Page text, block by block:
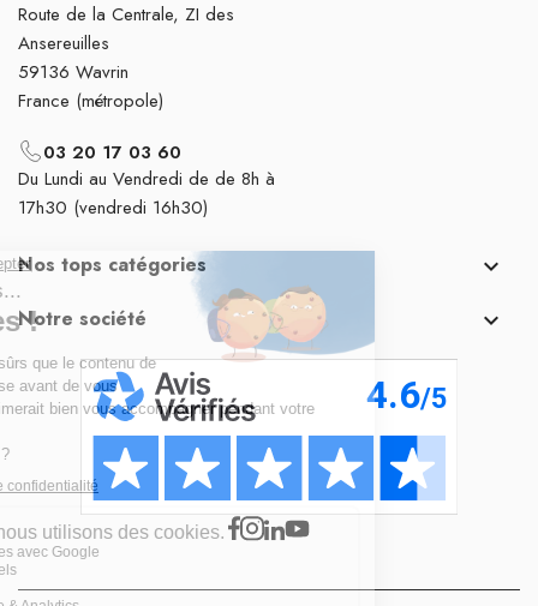
Route de la Centrale, ZI des
Ansereuilles
59136 Wavrin
France (métropole)
03 20 17 03 60
Du Lundi au Vendredi de de 8h à
17h30 (vendredi 16h30)
Nos tops catégories 
Notre société 